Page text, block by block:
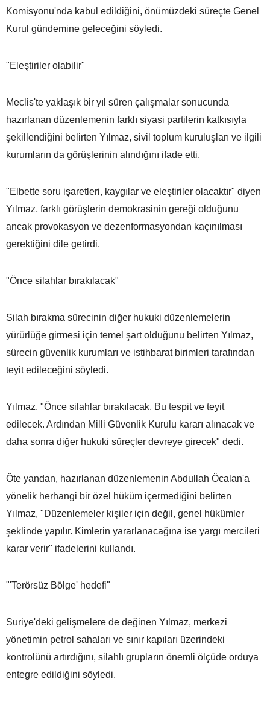
Komisyonu'nda kabul edildiğini, önümüzdeki süreçte Genel
Kurul gündemine geleceğini söyledi.
"Eleştiriler olabilir"
Meclis'te yaklaşık bir yıl süren çalışmalar sonucunda
hazırlanan düzenlemenin farklı siyasi partilerin katkısıyla
şekillendiğini belirten Yılmaz, sivil toplum kuruluşları ve ilgili
kurumların da görüşlerinin alındığını ifade etti.
"Elbette soru işaretleri, kaygılar ve eleştiriler olacaktır" diyen
Yılmaz, farklı görüşlerin demokrasinin gereği olduğunu
ancak provokasyon ve dezenformasyondan kaçınılması
gerektiğini dile getirdi.
"Önce silahlar bırakılacak"
Silah bırakma sürecinin diğer hukuki düzenlemelerin
yürürlüğe girmesi için temel şart olduğunu belirten Yılmaz,
sürecin güvenlik kurumları ve istihbarat birimleri tarafından
teyit edileceğini söyledi.
Yılmaz, "Önce silahlar bırakılacak. Bu tespit ve teyit
edilecek. Ardından Milli Güvenlik Kurulu kararı alınacak ve
daha sonra diğer hukuki süreçler devreye girecek" dedi.
Öte yandan, hazırlanan düzenlemenin Abdullah Öcalan'a
yönelik herhangi bir özel hüküm içermediğini belirten
Yılmaz, "Düzenlemeler kişiler için değil, genel hükümler
şeklinde yapılır. Kimlerin yararlanacağına ise yargı mercileri
karar verir" ifadelerini kullandı.
"'Terörsüz Bölge' hedefi"
Suriye'deki gelişmelere de değinen Yılmaz, merkezi
yönetimin petrol sahaları ve sınır kapıları üzerindeki
kontrolünü artırdığını, silahlı grupların önemli ölçüde orduya
entegre edildiğini söyledi.